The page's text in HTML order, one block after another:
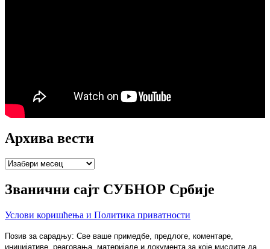
Архива вести
Архива
Званични сајт СУБНОР Србије
Услови коришћења и Политика приватности
Позив за сарадњу: Све ваше примедбе, предлоге, коментаре,
иницијативе, реаговања, материјале и документа за које мислите да